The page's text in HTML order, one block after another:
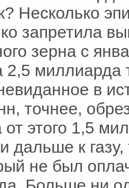
Несколько
запретила
зерна с
2,5 миллиарда
в
точнее,
от этого 1,5
дальше к
не был